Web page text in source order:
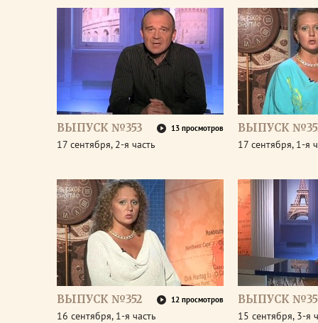
ВЫПУСК №353 13 просмотров
17 сентября, 2-я часть
ВЫПУСК
17 сентября, 1-я
ВЫПУСК №352 12 просмотров
16 сентября, 1-я часть
ВЫПУСК
15 сентября, 3-я